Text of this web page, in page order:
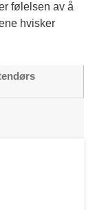
følelsen av å
hvisker